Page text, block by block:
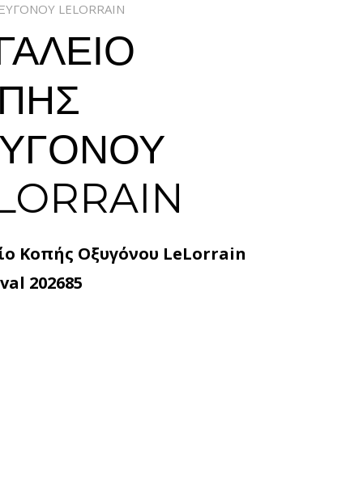
LELORRAIN
Κοπής Οξυγόνου LeLorrain
202685